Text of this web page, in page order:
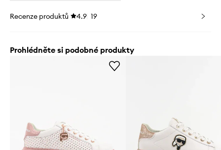
Recenze produktů 4.9 19
Prohlédněte si podobné produkty